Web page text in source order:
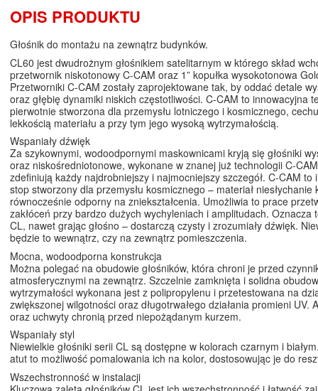
OPIS PRODUKTU
Głośnik do montażu na zewnątrz budynków.
CL60 jest dwudrożnym głośnikiem satelitarnym w którego skład
przetwornik niskotonowy C-CAM oraz 1” kopułka wysokotonowa
Przetworniki C-CAM zostały zaprojektowane tak, by oddać detale
oraz głębię dynamiki niskich częstotliwości. C-CAM to innowacyjna
pierwotnie stworzona dla przemysłu lotniczego i kosmicznego,
lekkością materiału a przy tym jego wysoką wytrzymałością.
Wspaniały dźwięk
Za szykownymi, wodoodpornymi maskownicami kryją się głośniki
oraz niskośredniotonowe, wykonane w znanej już technologii C-
zdefiniują każdy najdrobniejszy i najmocniejszy szczegół. C-CAM to
stop stworzony dla przemysłu kosmicznego – materiał niesłychanie
równocześnie odporny na zniekształcenia. Umożliwia to prace
zakłóceń przy bardzo dużych wychyleniach i amplitudach. Oznacza
CL, nawet grając głośno – dostarczą czysty i zrozumiały dźwięk.
będzie to wewnątrz, czy na zewnątrz pomieszczenia.
Mocna, wodoodporna konstrukcja
Można polegać na obudowie głośników, która chroni je przed
atmosferycznymi na zewnątrz. Szczelnie zamknięta i solidna
wytrzymałości wykonana jest z polipropylenu i przetestowana na
zwiększonej wilgotności oraz długotrwałego działania promieni UV.
oraz uchwyty chronią przed niepożądanym kurzem.
Wspaniały styl
Niewielkie głośniki serii CL są dostępne w kolorach czarnym i
atut to możliwość pomalowania ich na kolor, dostosowując je do
Wszechstronność w instalacji